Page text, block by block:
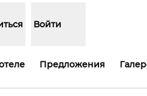
Войти
Предложения